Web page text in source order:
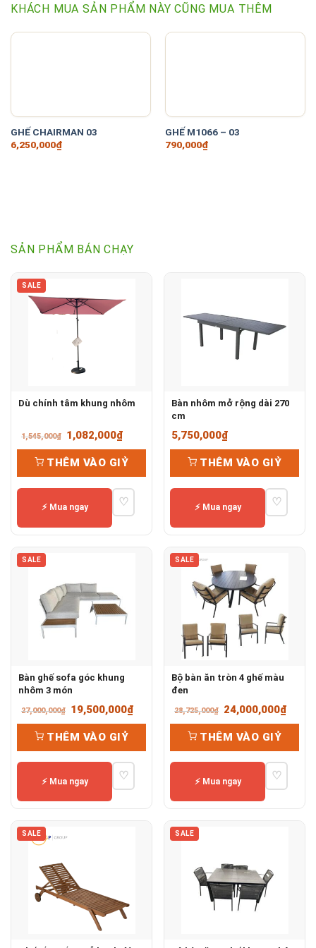
KHÁCH MUA SẢN PHẨM NÀY CŨNG MUA THÊM
GHẾ CHAIRMAN 03
6,250,000₫
GHẾ M1066 – 03
790,000₫
SẢN PHẨM BÁN CHẠY
SALE
Dù chính tâm khung nhôm
1,545,000₫
Giá
gốc
là:
1,545,000₫.
1,082,000₫Giá
hiện
tại
là:
1,082,000₫.
THÊM VÀO GIỶ
⚡ Mua ngay ♡
Bàn nhôm mở rộng dài 270
cm
5,750,000₫
THÊM VÀO GIỶ
⚡ Mua ngay ♡
SALE
Bàn ghế sofa góc khung
nhôm 3 món
27,000,000₫
Giá
gốc
là:
27,000,000₫.
19,500,000₫Giá
hiện
19,500,000₫.
THÊM VÀO GIỶ
⚡ Mua ngay ♡
SALE
Bộ bàn ăn tròn 4 ghế màu
đen
28,725,000₫
Giá
gốc
là:
28,725,000₫.
24,000,000₫Giá
hiện
THÊM VÀO GIỶ
⚡ Mua ngay ♡
SALE SALE